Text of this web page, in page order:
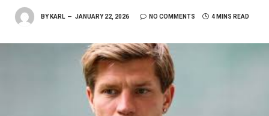
BY KARL JANUARY 22, 2026 NO COMMENTS 4 MINS READ